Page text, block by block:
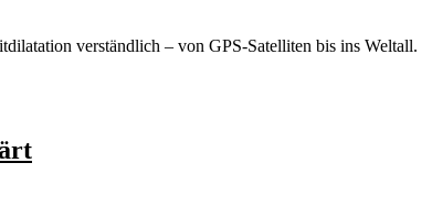
verständlich – von GPS‑Satelliten bis ins Weltall.